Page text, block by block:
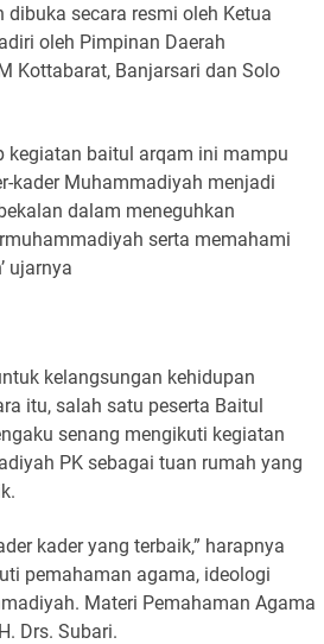
secara resmi oleh Ketua
oleh Pimpinan Daerah
Kottabarat, Banjarsari dan Solo
kegiatan baitul arqam ini mampu
kader Muhammadiyah menjadi
dalam meneguhkan
serta memahami
ujarnya
kelangsungan kehidupan
itu, salah satu peserta Baitul
senang mengikuti kegiatan
PK sebagai tuan rumah yang
kader yang terbaik,” harapnya
pemahaman agama, ideologi
Materi Pemahaman Agama
Drs. Subari.